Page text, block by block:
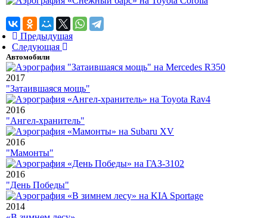
Предыдущая
Следующая
Автомобили
2017
"Затаившаяся мощь"
2016
"Ангел-хранитель"
2016
"Мамонты"
2016
"День Победы"
2014